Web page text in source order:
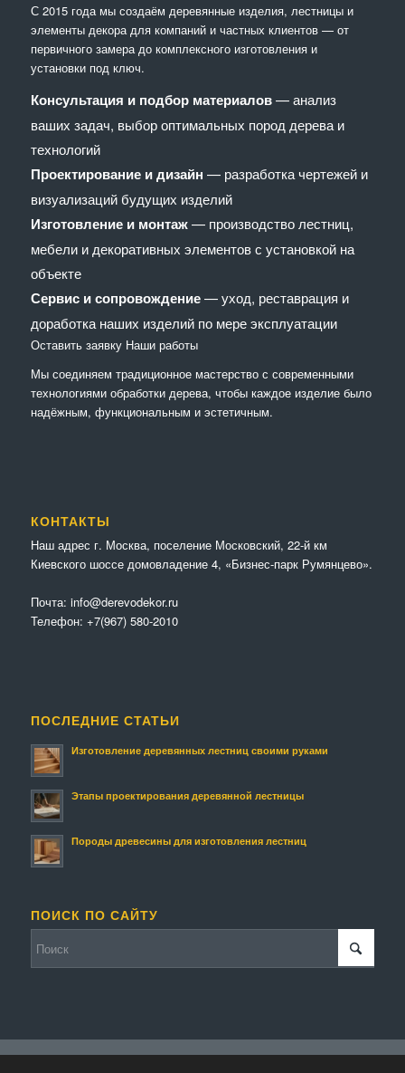
С 2015 года мы создаём деревянные изделия, лестницы и
элементы декора для компаний и частных клиентов — от
первичного замера до комплексного изготовления и
установки под ключ.
Консультация и подбор материалов— анализ
ваших задач, выбор оптимальных пород дерева и
технологий
Проектирование и дизайн — разработка чертежей и
визуализаций будущих изделий
Изготовление и монтаж— производство лестниц,
мебели и декоративных элементов с установкой на
объекте
Сервис и сопровождение— уход, реставрация и
доработка наших изделий по мере эксплуатации
Оставить заявку Наши работы
Мы соединяем традиционное мастерство с современными
технологиями обработки дерева, чтобы каждое изделие было
надёжным, функциональным и эстетичным.
КОНТАКТЫ
Наш адрес г. Москва, поселение Московский, 22-й км
Киевского шоссе домовладение 4, «Бизнес-парк Румянцево».
Почта: info@derevodekor.ru
Телефон: +7(967) 580-2010
ПОСЛЕДНИЕ СТАТЬИ
Изготовление деревянных лестниц своими руками
Этапы проектирования деревянной лестницы
Породы древесины для изготовления лестниц
ПОИСК ПО САЙТУ